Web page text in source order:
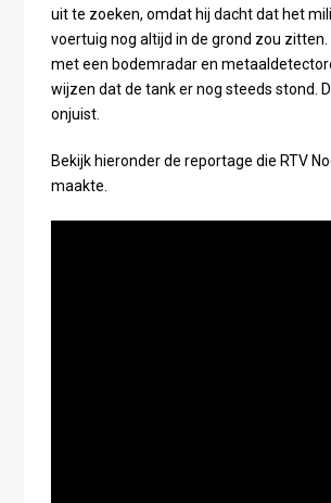
uit te zoeken, omdat hij dacht dat het
voertuig nog altijd in de grond zou
met een bodemradar en
wijzen dat de tank er nog steeds stond.
onjuist.
Bekijk hieronder de reportage die RTV
maakte.